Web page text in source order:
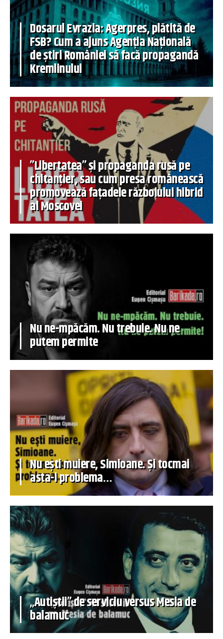
Dosarul Evrazia: Agerpres, plătită de
FSB? Cum a ajuns Agenția Națională
de știri României să facă propagandă
Kremlinului
”Libertatea” și propaganda rusă pe
chitanțier, sau cum presa românească
promovează fațadele războiului hibrid
al Moscovei
Nu ne-mpăcăm. Nu trebuie. Nu ne
putem permite
Nu ești muiere, Simioane. Și tocmai
asta-i problema…
„Autiștii” de serviciu versus Mesia de
balamuc